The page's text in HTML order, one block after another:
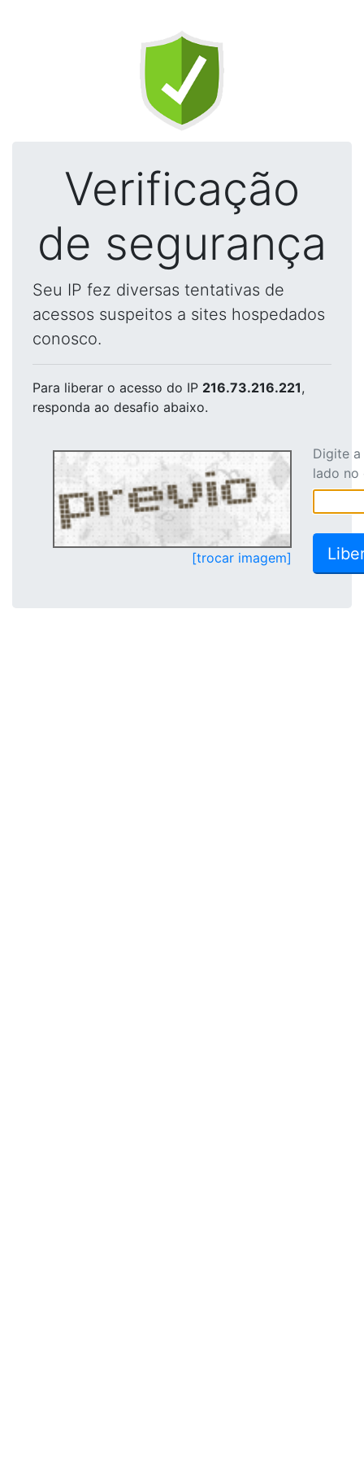
Verificação
de segurança
Seu IP fez diversas tentativas de
acessos suspeitos a sites hospedados
conosco.
Para liberar o acesso do IP 216.73.216.221,
responda ao desafio abaixo.
[trocar imagem]
Digite
lado no